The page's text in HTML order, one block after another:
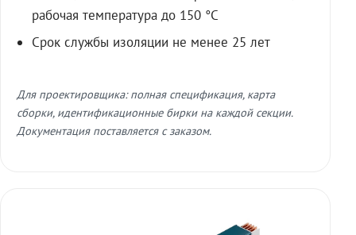
рабочая температура до 150 °C
Срок службы изоляции не менее 25 лет
Для проектировщика: полная спецификация, карта
сборки, идентификационные бирки на каждой секции.
Документация поставляется с заказом.